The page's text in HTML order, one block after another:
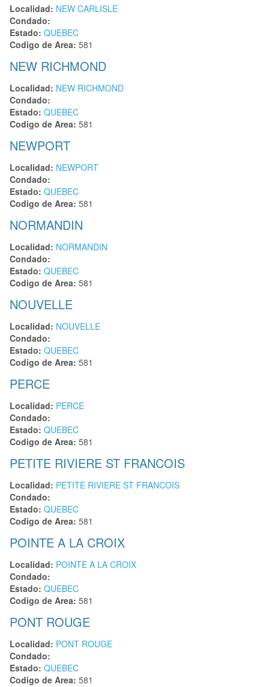
Localidad: NEW CARLISLE
Condado:
Estado: QUEBEC
Codigo de Area: 581
NEW RICHMOND
Localidad: NEW RICHMOND
Condado:
Estado: QUEBEC
Codigo de Area: 581
NEWPORT
Localidad: NEWPORT
Condado:
Estado: QUEBEC
Codigo de Area: 581
NORMANDIN
Localidad: NORMANDIN
Condado:
Estado: QUEBEC
Codigo de Area: 581
NOUVELLE
Localidad: NOUVELLE
Condado:
Estado: QUEBEC
Codigo de Area: 581
PERCE
Localidad: PERCE
Condado:
Estado: QUEBEC
Codigo de Area: 581
PETITE RIVIERE ST FRANCOIS
Localidad: PETITE RIVIERE ST FRANCOIS
Condado:
Estado: QUEBEC
Codigo de Area: 581
POINTE A LA CROIX
Localidad: POINTE A LA CROIX
Condado:
Estado: QUEBEC
Codigo de Area: 581
PONT ROUGE
Localidad: PONT ROUGE
Condado:
Estado: QUEBEC
Codigo de Area: 581